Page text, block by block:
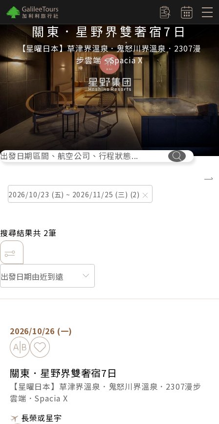
logo 訂單查詢
關東．星野界雙奢宿7日
【星曜日本】草津界溫泉．鬼怒川界溫泉．2307漫
步雲端．Spacia X
出發日期區間、航空公司、行程狀態...
搜尋按鈕
2026/10/23 (五) ~ 2026/11/25 (三) 2
搜尋結果共 2筆
2026/10/26 (一)
加入比較加入最愛
關東．星野界雙奢宿7日
【星曜日本】草津界溫泉．鬼怒川界溫泉．2307漫步
雲端．Spacia X
長榮或星宇